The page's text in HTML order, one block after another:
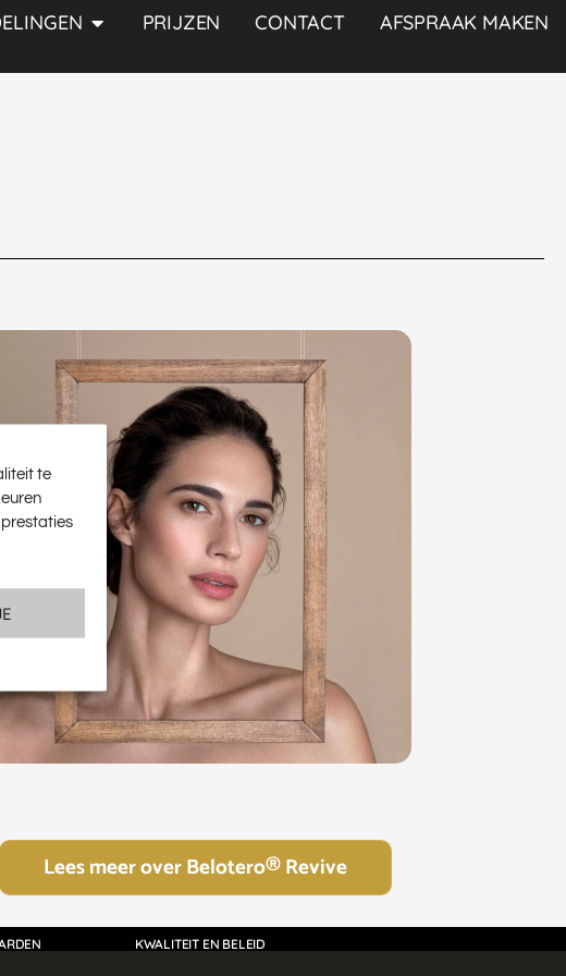
te
prestaties
PRIJZEN CONTACT AFSPRAAK MAKEN
Lees meer over Belotero® Revive
KWALITEIT EN BELEID